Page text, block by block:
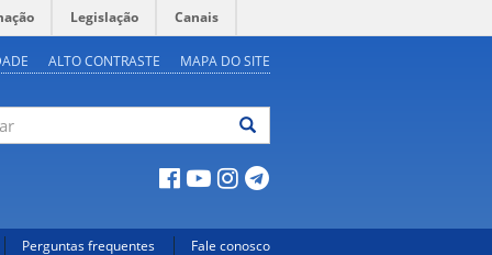
Legislação Canais
ALTO CONTRASTE MAPA DO SITE
Perguntas frequentes Fale conosco